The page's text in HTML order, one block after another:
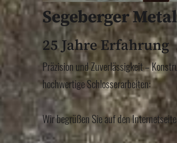
Segeberger
25 Jahre Erfahrung
Präzision und Zuverlässigkeit –
hochwertige Schlosserarbeiten:
Wir begrüßen Sie auf den